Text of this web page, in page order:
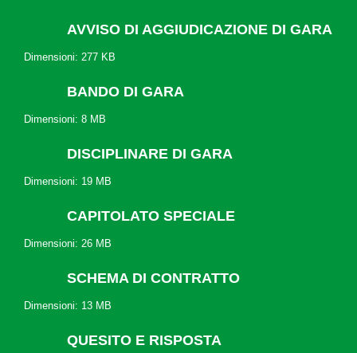
AVVISO DI AGGIUDICAZIONE DI GARA
Dimensioni: 277 KB
BANDO DI GARA
Dimensioni: 8 MB
DISCIPLINARE DI GARA
Dimensioni: 19 MB
CAPITOLATO SPECIALE
Dimensioni: 26 MB
SCHEMA DI CONTRATTO
Dimensioni: 13 MB
QUESITO E RISPOSTA